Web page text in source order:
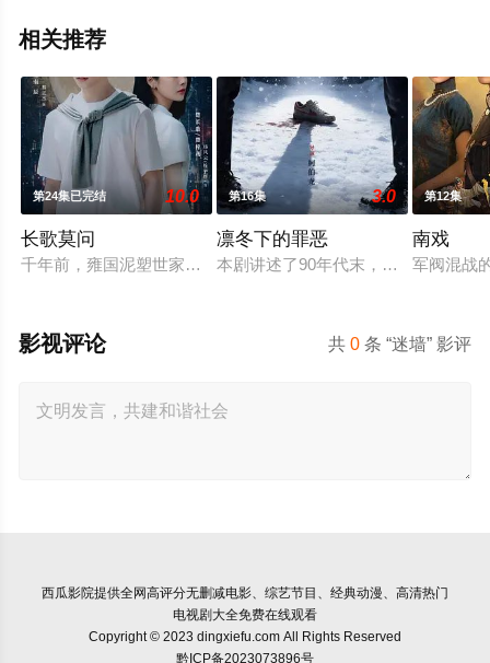
相关推荐
第24集已完结 10.0
长歌莫问
千年前，雍国泥塑世家楚门因进贡的“十二生肖”离奇流血炸裂
第16集 3.0
凛冬下的罪恶
本剧讲述了90年代末，怒河市刑侦支
第12集
南戏
军阀混战
共0 条 “迷墙” 影评
影视评论
西瓜影院提供全网高评分无删减电影、综艺节目、经典动漫、高清热门
电视剧大全免费在线观看
Copyright © 2023 dingxiefu.com All Rights Reserved
黔ICP备2023073896号